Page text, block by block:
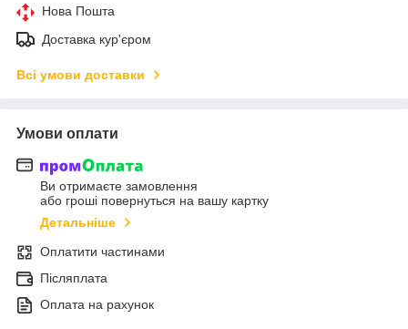
Нова Пошта
Доставка кур'єром
Всі умови доставки
Умови оплати
Ви отримаєте замовлення
або гроші повернуться на вашу картку
Детальніше
Оплатити частинами
Післяплата
Оплата на рахунок